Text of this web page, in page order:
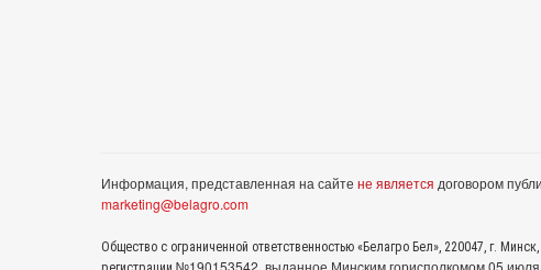
Информация, представленная на сайте не является договором
marketing@belagro.com
Общество с ограниченной ответственностью «Белагро Бел», 220047, г.
№190153542, выданное Минcким горисполкомом 05